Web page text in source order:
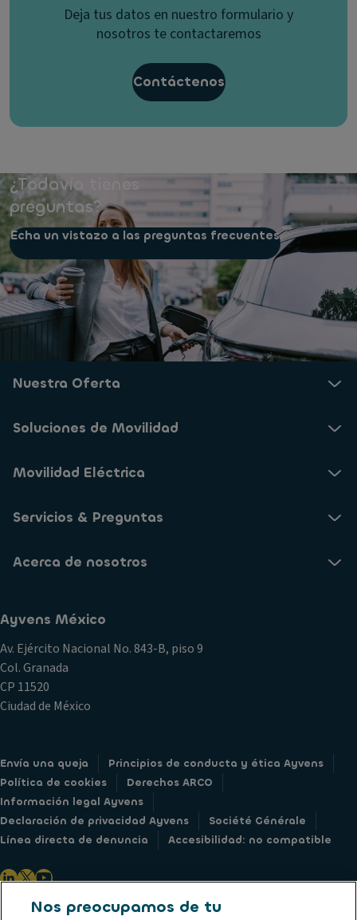
Deja tus datos en nuestro formulario y
nosotros te contactaremos
Contáctenos
¿Todavía tienes
preguntas?
Echa un vistazo a las preguntas frecuentes
Nuestra Oferta
Soluciones de Movilidad
Movilidad Eléctrica
Servicios & Preguntas
Acerca de nosotros
Ayvens México
Av. Ejército Nacional No. 843-B, piso 9
Col. Granada
CP 11520
Ciudad de México
Envía una queja
Principios de conducta y ética Ayvens
Política de cookies
Derechos ARCO
Información legal Ayvens
Declaración de privacidad Ayvens
Société Générale
Línea directa de denuncia
Accesibilidad: no compatible
Nos preocupamos de tu